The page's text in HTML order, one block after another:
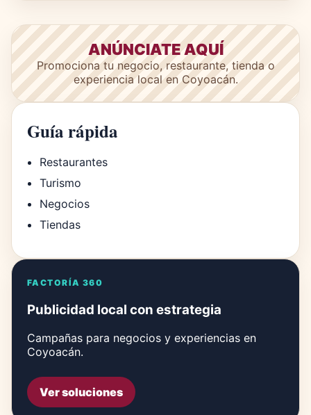
ANÚNCIATE AQUÍ
Promociona tu negocio, restaurante, tienda o
experiencia local en Coyoacán.
Guía rápida
Restaurantes
Turismo
Negocios
Tiendas
FACTORÍA 360
Publicidad local con estrategia
Campañas para negocios y experiencias en
Coyoacán.
Ver soluciones